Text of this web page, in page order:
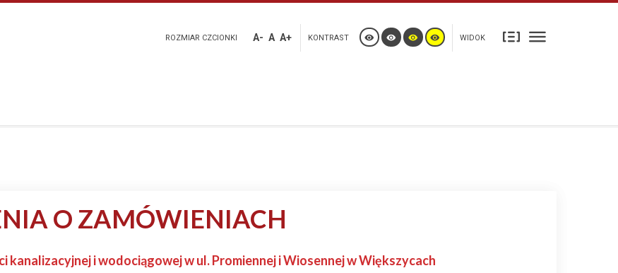
ROZMIAR CZCIONKI A- A A+ KONTRAST WIDOK
O ZAMÓWIENIACH
kanalizacyjnej i wodociągowej w ul. Promiennej i Wiosennej w Większycach